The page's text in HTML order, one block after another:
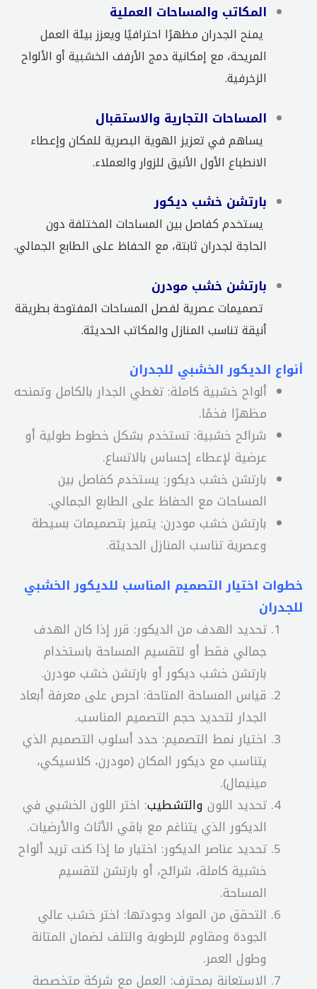
المكاتب والمساحات العملية
يمنح الجدران مظهرًا احترافيًا ويعزز بيئة العمل
المريحة، مع إمكانية دمج الأرفف الخشبية أو الألواح
الزخرفية.
المساحات التجارية والاستقبال
يساهم في تعزيز الهوية البصرية للمكان وإعطاء
الانطباع الأول الأنيق للزوار والعملاء.
بارتشن خشب ديكور
يستخدم كفاصل بين المساحات المختلفة دون
الحاجة لجدران ثابتة، مع الحفاظ على الطابع الجمالي.
بارتشن خشب مودرن
تصميمات عصرية لفصل المساحات المفتوحة بطريقة
أنيقة تناسب المنازل والمكاتب الحديثة.
أنواع الديكور الخشبي للجدران
ألواح خشبية كاملة: تغطي الجدار بالكامل وتمنحه
مظهرًا فخمًا.
شرائح خشبية: تستخدم بشكل خطوط طولية أو
عرضية لإعطاء إحساس بالاتساع.
بارتشن خشب ديكور: يستخدم كفاصل بين
المساحات مع الحفاظ على الطابع الجمالي.
بارتشن خشب مودرن: يتميز بتصميمات بسيطة
وعصرية تناسب المنازل الحديثة.
خطوات اختيار التصميم المناسب للديكور الخشبي
للجدران
تحديد الهدف من الديكور: قرر إذا كان الهدف
جمالي فقط أو لتقسيم المساحة باستخدام
بارتشن خشب ديكور أو بارتشن خشب مودرن.
قياس المساحة المتاحة: احرص على معرفة أبعاد
الجدار لتحديد حجم التصميم المناسب.
اختيار نمط التصميم: حدد أسلوب التصميم الذي
يتناسب مع ديكور المكان (مودرن، كلاسيكي،
مينيمال).
تحديد اللون والتشطيب: اختر اللون الخشبي في
الديكور الذي يتناغم مع باقي الأثاث والأرضيات.
تحديد عناصر الديكور: اختيار ما إذا كنت تريد ألواح
خشبية كاملة، شرائح، أو بارتشن لتقسيم
المساحة.
التحقق من المواد وجودتها: اختر خشب عالي
الجودة ومقاوم للرطوبة والتلف لضمان المتانة
وطول العمر.
الاستعانة بمحترف: العمل مع شركة متخصصة